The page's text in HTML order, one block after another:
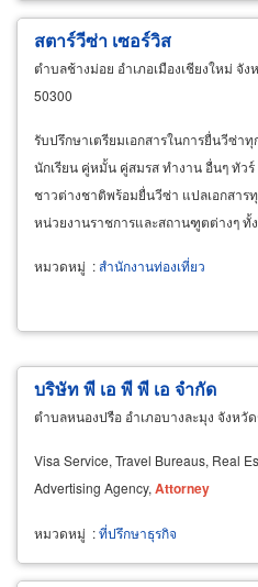
สตาร์วีซ่า เซอร์วิส
ตำบลช้างม่อย อำเภอเมืองเชียงใหม่ จัง
50300
รับปรึกษาเตรียมเอกสารในการยื่นวีซ่า
นักเรียน คู่หมั้น คู่สมรส ทำงาน อื่นๆ ทัว
ชาวต่างชาติพร้อมยื่นวีซ่า แปลเอกสาร
หน่วยงานราชการและสถานฑูตต่างๆ ทั้
หมวดหมู่ :สำนักงานท่องเที่ยว
บริษัท พี เอ พี พี เอ จำกัด
ตำบลหนองปรือ อำเภอบางละมุง จังหวั
Visa Service, Travel Bureaus, Real
Advertising Agency, Attorney
หมวดหมู่ :ที่ปรึกษาธุรกิจ